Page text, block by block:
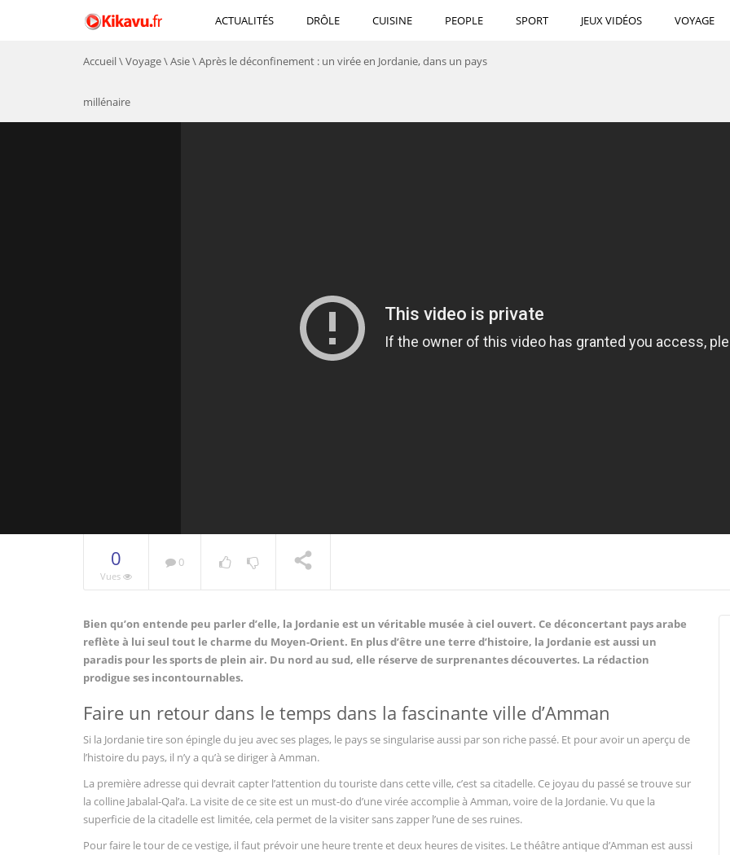
ACTUALITÉS DRÔLE CUISINE PEOPLE SPORT JEUX VIDÉOS VOYAGE
Accueil\Voyage\Asie\Après le déconfinement : un virée en Jordanie, dans un pays
millénaire
Vous regardez
0
Vues
0
Bien qu’on entende peu parler d’elle, la Jordanie est un véritable musée à ciel ouvert. Ce déconcertant pays arabe
reflète à lui seul tout le charme du Moyen-Orient. En plus d’être une terre d’histoire, la Jordanie est aussi un
paradis pour les sports de plein air. Du nord au sud, elle réserve de surprenantes découvertes. La rédaction
prodigue ses incontournables.
Faire un retour dans le temps dans la fascinante ville d’Amman
Si la Jordanie tire son épingle du jeu avec ses plages, le pays se singularise aussi par son riche passé. Et pour avoir un aperçu de
l’histoire du pays, il n’y a qu’à se diriger à Amman.
La première adresse qui devrait capter l’attention du touriste dans cette ville, c’est sa citadelle. Ce joyau du passé se trouve sur
la colline Jabalal-Qal’a. La visite de ce site est un must-do d’une virée accomplie à Amman, voire de la Jordanie. Vu que la
superficie de la citadelle est limitée, cela permet de la visiter sans zapper l’une de ses ruines.
Pour faire le tour de ce vestige, il faut prévoir une heure trente et deux heures de visites. Le théâtre antique d’Amman est aussi